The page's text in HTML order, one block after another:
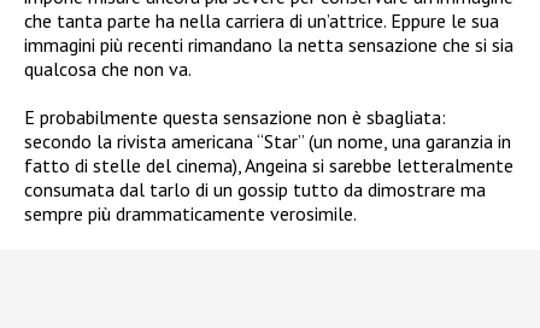
che tanta parte ha nella carriera di un’attrice. Eppure le sua
immagini più recenti rimandano la netta sensazione che si sia
qualcosa che non va.
E probabilmente questa sensazione non è sbagliata:
secondo la rivista americana “Star” (un nome, una garanzia in
fatto di stelle del cinema), Angeina si sarebbe letteralmente
consumata dal tarlo di un gossip tutto da dimostrare ma
sempre più drammaticamente verosimile.